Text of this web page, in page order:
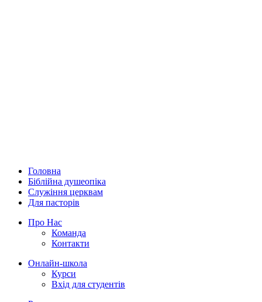
Головна
Біблійна душеопіка
Служіння церквам
Для пасторів
Про Нас
Команда
Контакти
Онлайн-школа
Курси
Вхід для студентів